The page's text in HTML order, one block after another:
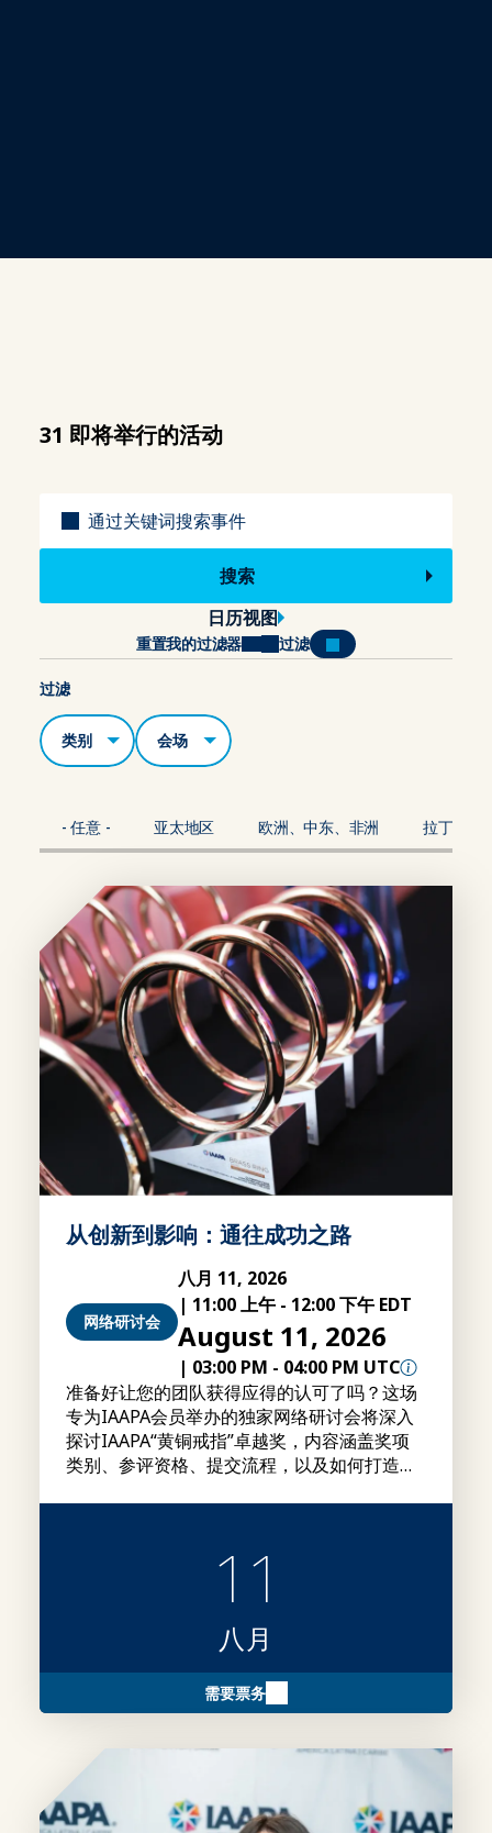
31 即将举行的活动
日历视图
重置我的过滤器 过滤
过滤
类别 场地
- 任意 - 亚太地区 欧洲、中东、非洲 拉丁美洲
从创新到影响：通往成功之路
网络研讨会
八月 11, 2026
| 11:00 上午 - 12:00 下午 EDT
August 11, 2026
| 03:00 PM - 04:00 PM UTC
准备好让您的团队获得应得的认可了吗？这场
专为IAAPA会员举办的独家网络研讨会将深入
探讨IAAPA“黄铜戒指”卓越奖，内容涵盖奖项
类别、参评资格、提交流程，以及如何打造更
11
八月
需要票务